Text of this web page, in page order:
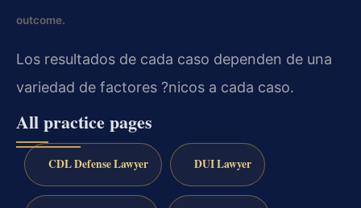
outcome.
Los resultados de cada caso dependen de una
variedad de factores ?nicos a cada caso.
All practice pages
CDL Defense Lawyer DUI Lawyer